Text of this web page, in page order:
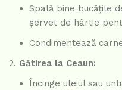
Spală bine bucățile
șervet de hârtie
Condimentează
Gătirea la Ceaun:
Încinge uleiul sau